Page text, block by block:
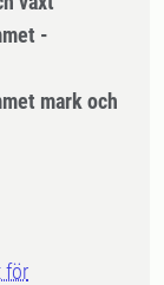
-
mark och
för